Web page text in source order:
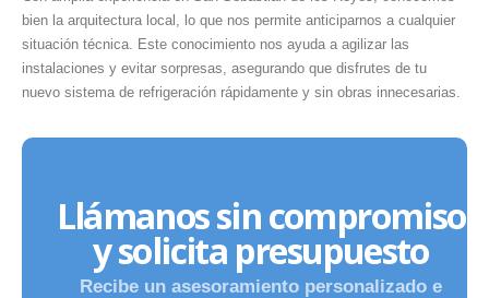
bien la arquitectura local, lo que nos permite anticiparnos a cualquier
situación técnica. Este conocimiento nos ayuda a agilizar las
instalaciones y evitar sorpresas, asegurando que disfrutes de tu
nuevo sistema de refrigeración rápidamente y sin obras innecesarias.
Llámanos sin compromiso
y solicita presupuesto
Recibe un asesoramiento personalizado e